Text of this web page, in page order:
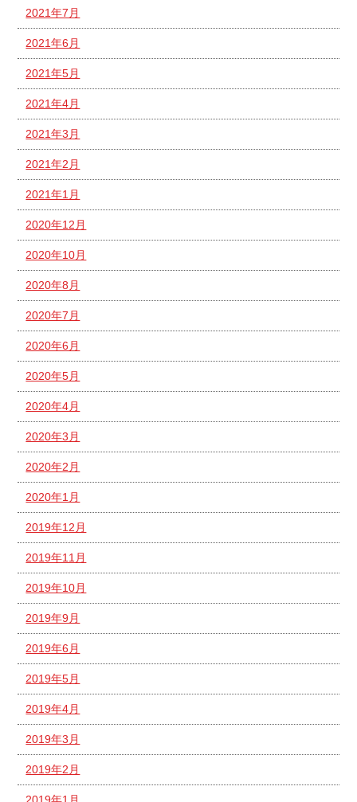
2021年7月
2021年6月
2021年5月
2021年4月
2021年3月
2021年2月
2021年1月
2020年12月
2020年10月
2020年8月
2020年7月
2020年6月
2020年5月
2020年4月
2020年3月
2020年2月
2020年1月
2019年12月
2019年11月
2019年10月
2019年9月
2019年6月
2019年5月
2019年4月
2019年3月
2019年2月
2019年1月